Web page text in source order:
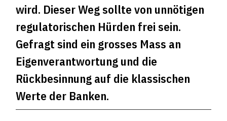
wird. Dieser Weg sollte von unnötigen
regulatorischen Hürden frei sein.
Gefragt sind ein grosses Mass an
Eigenverantwortung und die
Rückbesinnung auf die klassischen
Werte der Banken.